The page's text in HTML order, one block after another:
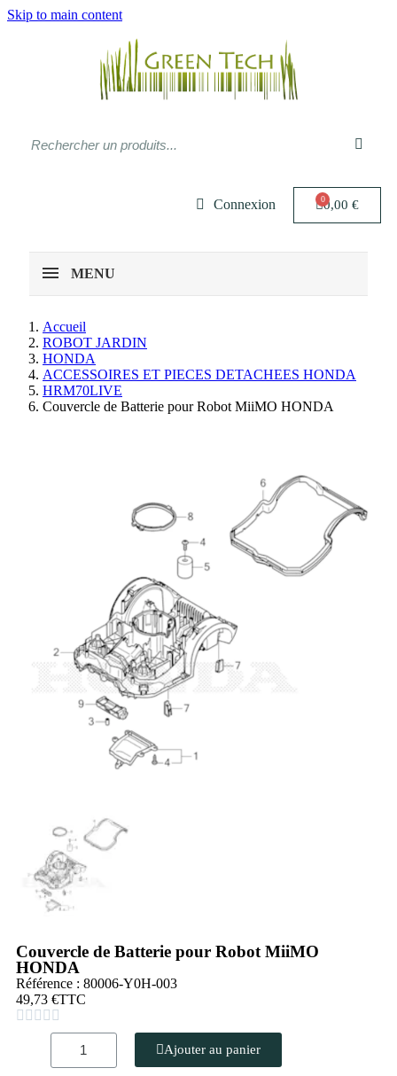
Skip to main content
Connexion 0,00 €
MENU
Accueil
ROBOT JARDIN
HONDA
ACCESSOIRES ET PIECES DETACHEES HONDA
HRM70LIVE
Couvercle de Batterie pour Robot MiiMO HONDA
Couvercle de Batterie pour Robot MiiMO
HONDA
Référence : 80006-Y0H-003
49,73 €TTC
    
Ajouter au panier